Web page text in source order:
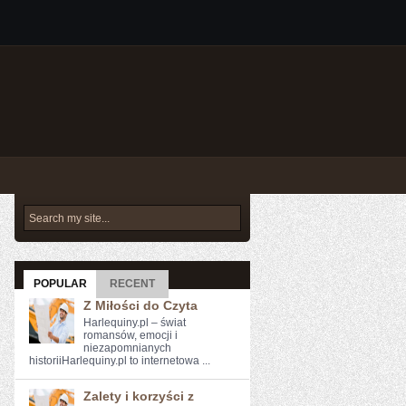
POPULAR RECENT
Z Miłości do Czyta
Harlequiny.pl – świat
romansów, emocji i
niezapomnianych
historiiHarlequiny.pl to internetowa ...
Zalety i korzyści z